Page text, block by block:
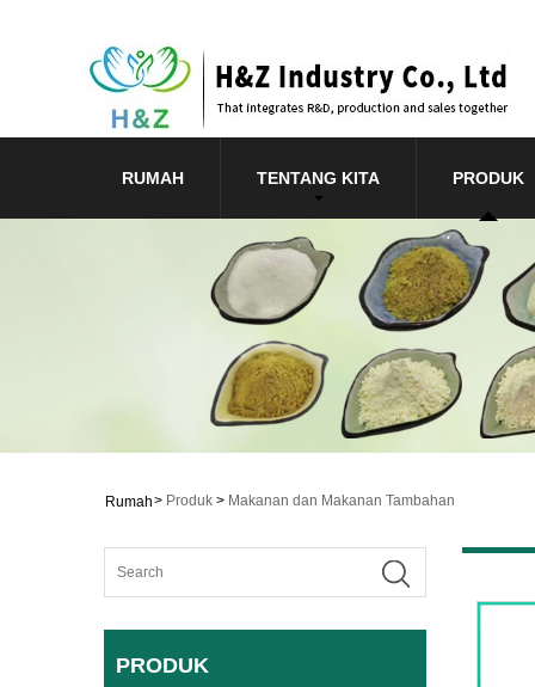
RUMAH TENTANG KITA PRODUK
Rumah> Produk > Makanan dan Makanan Tambahan
PRODUK